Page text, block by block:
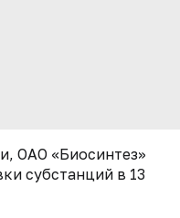
ОАО «Биосинтез»
субстанций в 13